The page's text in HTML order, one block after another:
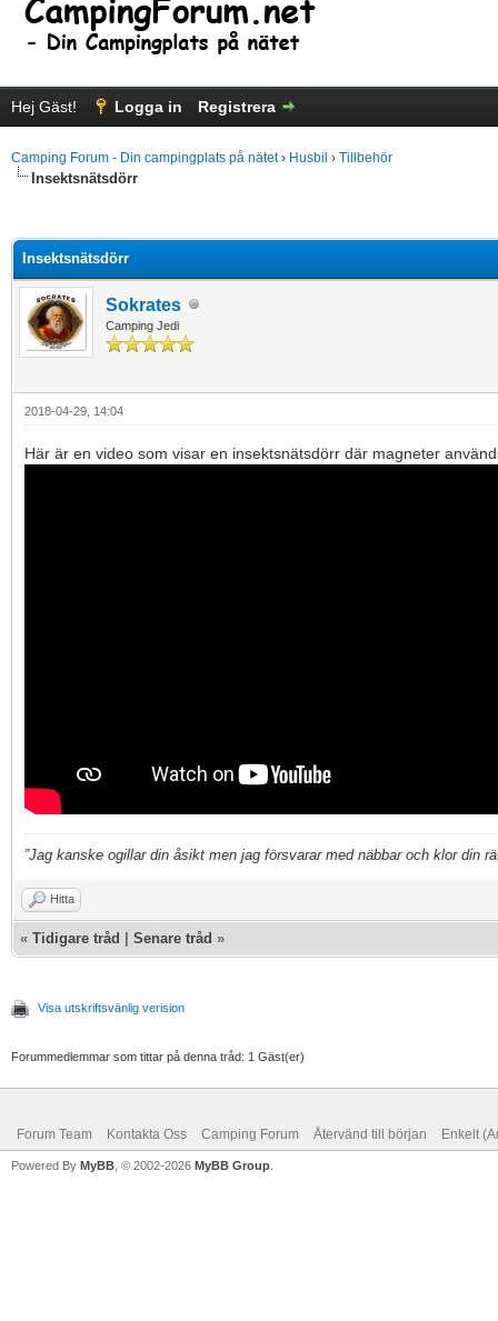
Hej Gäst! Logga in Registrera
Camping Forum - Din campingplats på nätet› Husbil › Tillbehör
Insektsnätsdörr
Insektsnätsdörr
Sokrates
Camping Jedi
2018-04-29, 14:04
Här är en video som visar en insektsnätsdörr där magneter
”Jag kanske ogillar din åsikt men jag försvarar med näbbar och klor din
Hitta
« Tidigare tråd Senare tråd »
Visa utskriftsvänlig verision
Forummedlemmar som tittar på denna tråd: 1 Gäst(er)
Forum Team Kontakta Oss Camping Forum Återvänd till början Enkelt
Powered By MyBB , © 2002-2026 MyBB Group